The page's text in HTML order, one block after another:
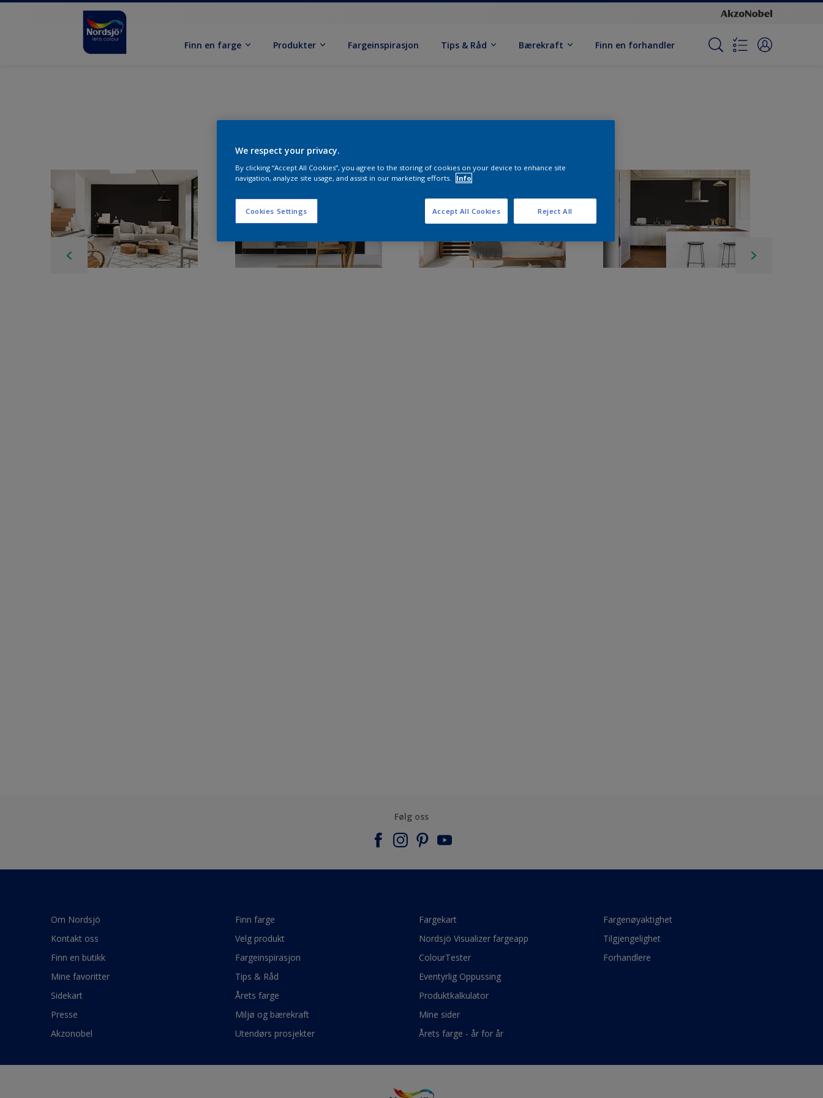
Finn en farge Produkter Fargeinspirasjon Tips & Råd Bærekraft Finn en forhandler
Følg oss
Om Nordsjö
Kontakt oss
Finn en butikk
Mine favoritter
Sidekart
Presse
Akzonobel
Finn farge
Velg produkt
Fargeinspirasjon
Tips & Råd
Årets farge
Miljø og bærekraft
Utendørs prosjekter
Fargekart
Nordsjö Visualizer fargeapp
ColourTester
Eventyrlig Oppussing
Produktkalkulator
Mine sider
Årets farge - år for år
Fargenøyaktighet
Tilgjengelighet
Forhandlere
We respect your privacy.
By clicking “Accept All Cookies”, you agree to the storing of cookies on your device to enhance site
navigation, analyze site usage, and assist in our marketing efforts.
Info
Cookies Settings Reject All
Accept All Cookies